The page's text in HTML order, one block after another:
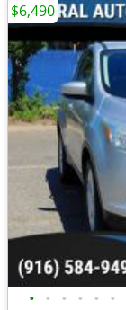
• • • • • •
$6,490